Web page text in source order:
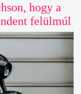
hogy a
felülmúl